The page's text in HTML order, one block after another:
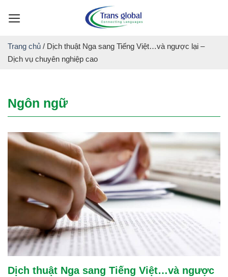
Trang chủ / Dịch thuật Nga sang Tiếng Việt…và ngược lại –
Dịch vụ chuyên nghiệp cao
Ngôn ngữ
Dịch thuật Nga sang Tiếng Việt…và ngược